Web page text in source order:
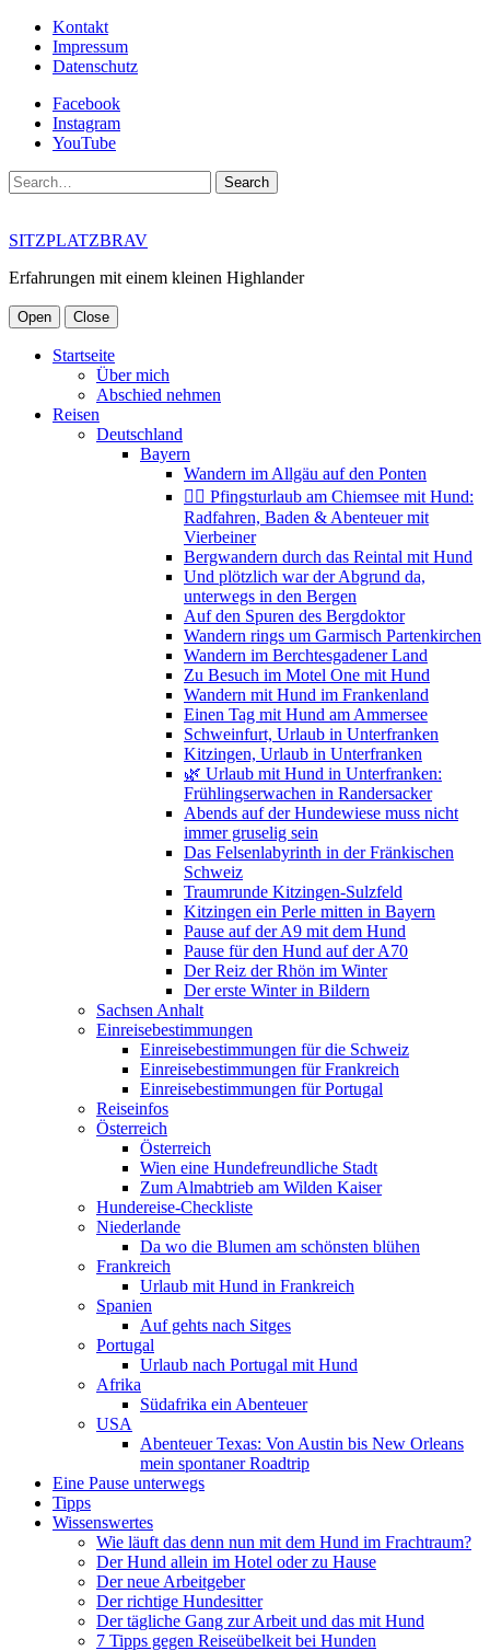
Kontakt
Impressum
Datenschutz
Facebook
Instagram
YouTube
Search
SITZPLATZBRAV
Erfahrungen mit einem kleinen Highlander
Open Close
Startseite
Über mich
Abschied nehmen
Reisen
Deutschland
Bayern
Wandern im Allgäu auf den Ponten
🚴‍♀️ Pfingsturlaub am Chiemsee mit Hund:
Radfahren, Baden & Abenteuer mit
Vierbeiner
Bergwandern durch das Reintal mit Hund
Und plötzlich war der Abgrund da,
unterwegs in den Bergen
Auf den Spuren des Bergdoktor
Wandern rings um Garmisch Partenkirchen
Wandern im Berchtesgadener Land
Zu Besuch im Motel One mit Hund
Wandern mit Hund im Frankenland
Einen Tag mit Hund am Ammersee
Schweinfurt, Urlaub in Unterfranken
Kitzingen, Urlaub in Unterfranken
🌿 Urlaub mit Hund in Unterfranken:
Frühlingserwachen in Randersacker
Abends auf der Hundewiese muss nicht
immer gruselig sein
Das Felsenlabyrinth in der Fränkischen
Schweiz
Traumrunde Kitzingen-Sulzfeld
Kitzingen ein Perle mitten in Bayern
Pause auf der A9 mit dem Hund
Pause für den Hund auf der A70
Der Reiz der Rhön im Winter
Der erste Winter in Bildern
Sachsen Anhalt
Einreisebestimmungen
Einreisebestimmungen für die Schweiz
Einreisebestimmungen für Frankreich
Einreisebestimmungen für Portugal
Reiseinfos
Österreich
Österreich
Wien eine Hundefreundliche Stadt
Zum Almabtrieb am Wilden Kaiser
Hundereise-Checkliste
Niederlande
Da wo die Blumen am schönsten blühen
Frankreich
Urlaub mit Hund in Frankreich
Spanien
Auf gehts nach Sitges
Portugal
Urlaub nach Portugal mit Hund
Afrika
Südafrika ein Abenteuer
USA
Abenteuer Texas: Von Austin bis New Orleans
mein spontaner Roadtrip
Eine Pause unterwegs
Tipps
Wissenswertes
Wie läuft das denn nun mit dem Hund im Frachtraum?
Der Hund allein im Hotel oder zu Hause
Der neue Arbeitgeber
Der richtige Hundesitter
Der tägliche Gang zur Arbeit und das mit Hund
7 Tipps gegen Reiseübelkeit bei Hunden